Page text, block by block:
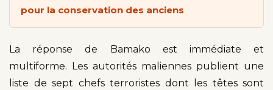
pour la conservation des anciens
La réponse de Bamako est immédiate et
multiforme. Les autorités maliennes publient une
liste de sept chefs terroristes dont les têtes sont